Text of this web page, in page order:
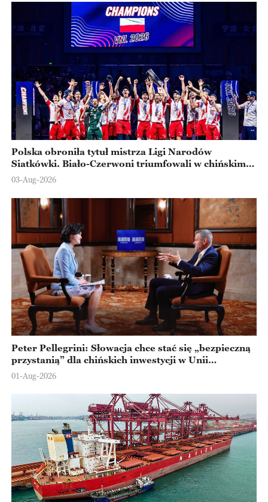
Polska obroniła tytuł mistrza Ligi Narodów
Siatkówki. Biało-Czerwoni triumfowali w chińskim
Ningbo
03-Aug-2026
Peter Pellegrini: Słowacja chce stać się „bezpieczną
przystanią” dla chińskich inwestycji w Unii
Europejskiej
01-Aug-2026